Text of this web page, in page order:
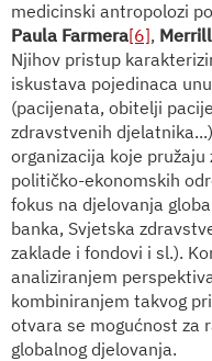
medicinski antropolozi
Paula Farmera[6],
Njihov pristup
iskustava pojedinaca
(pacijenata, obitelji
zdravstvenih
organizacija koje
političko-ekonomskih
fokus na djelovanja
banka, Svjetska
zaklade i fondovi i sl.).
analiziranjem
kombiniranjem takvog
otvara se mogućnost za
globalnog djelovanja.